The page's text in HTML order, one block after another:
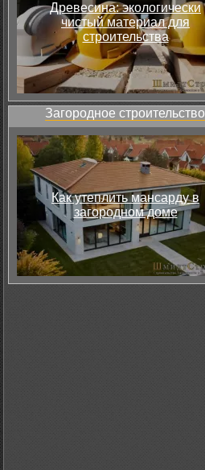
Древесина: экологически
чистый материал для
строительства
Загородное строительство
Как утеплить мансарду в
загородном доме